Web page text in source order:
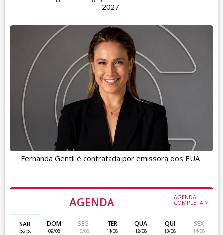
2027
Fernanda Gentil é contratada por emissora dos EUA
AGENDA AGENDA
COMPLETA >
SAB
08/08
DOM
09/08
SEG
10/08
TER
11/08
QUA
12/08
QUI
13/08
SEX
14/08